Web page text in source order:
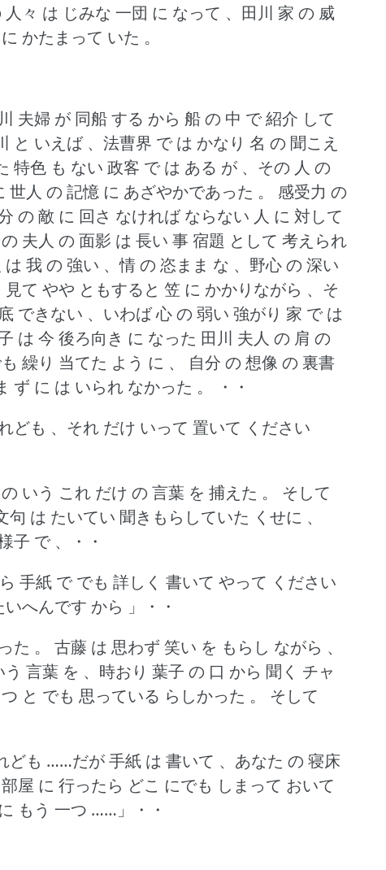
人々 は じみな 一団 に なって 、田川 家 の 威
かたまって いた 。
夫婦 が 同船 する から 船 の 中 で 紹介 して
と いえば 、法曹界 で は かなり 名 の 聞こえ
特色 も ない 政客 で は ある が 、その 人 の
人 の 記憶 に あざやかであった 。
感受力 の
の 敵 に 回さ なければ ならない 人 に 対して
夫人 の 面影 は 長い 事 宿題 として 考えられ
我 の 強い 、情 の 恣まま な 、野心 の 深い
て やや ともすると 笠 に かかりながら 、そ
できない 、いわば 心 の 弱い 強がり 家 で は
は 今 後ろ向き に なった 田川 夫人 の 肩 の
繰り 当てた よう に 、 自分 の 想像 の 裏書
ず に は いられ なかった 。
・・
ども 、それ だけ いって 置いて ください
いう これ だけ の 言葉 を 捕えた 。
そして
は たいてい 聞きもらしていた くせに 、
子 で 、・・
手紙 で でも 詳しく 書いて やって ください
へんです から 」・・
た 。
古藤 は 思わず 笑い を もらし ながら 、
言葉 を 、時おり 葉子 の 口 から 聞く チャ
と でも 思っている らしかった 。
そして
ども ……だが 手紙 は 書いて 、あなた の 寝床
屋 に 行ったら どこ にでも しまって おいて
もう 一つ ……」・・